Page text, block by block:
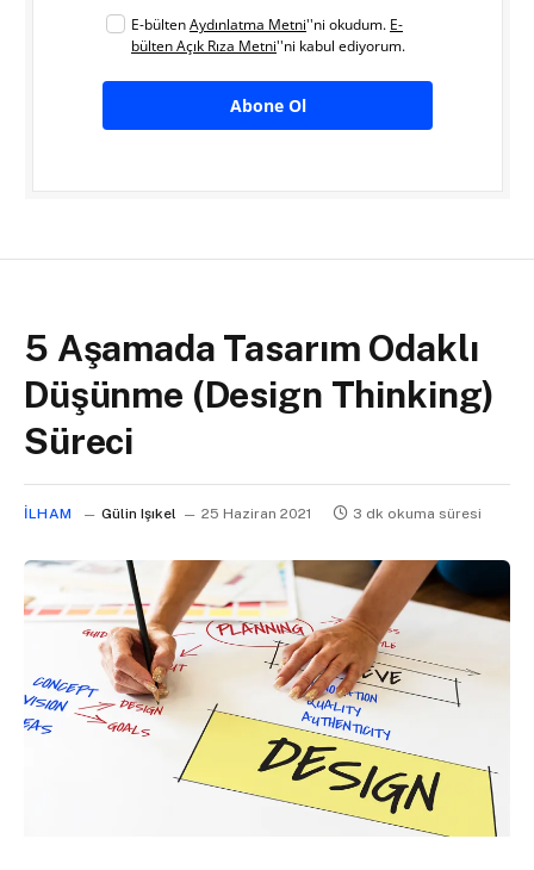
E-bültenAydınlatma Metni''ni okudum. E-
bülten Açık Rıza Metni''ni kabul ediyorum.
Abone Ol
5 Aşamada Tasarım Odaklı
Düşünme (Design Thinking)
Süreci
İLHAM Gülin Işıkel 25 Haziran 2021 3 dk okuma süresi